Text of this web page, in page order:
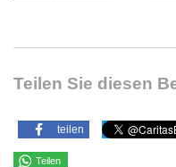
Teilen Sie diesen
teilen
Teilen